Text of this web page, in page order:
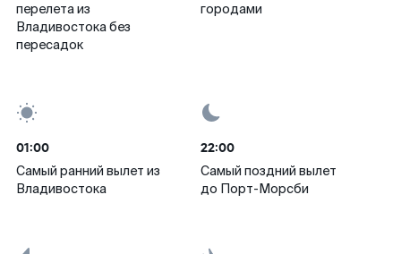
перелета из
Владивостока без
пересадок
городами
01:00
Самый ранний вылет из
Владивостока
22:00
Самый поздний вылет
до Порт-Морсби